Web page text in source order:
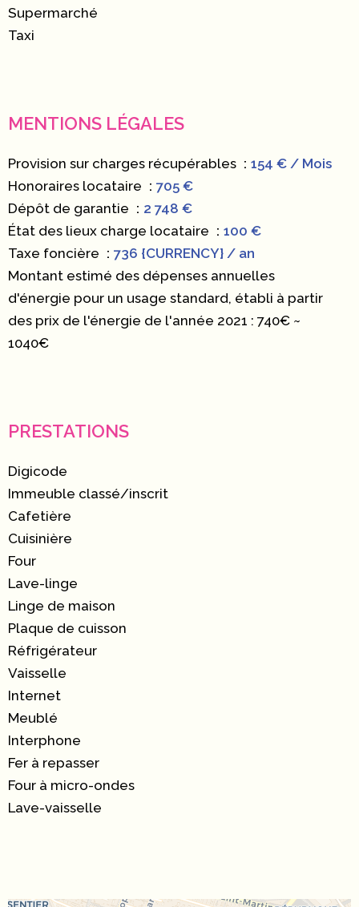
Supermarché
Taxi
MENTIONS LÉGALES
Provision sur charges récupérables
154 € / Mois
Honoraires locataire
705 €
Dépôt de garantie
2 748 €
État des lieux charge locataire
100 €
Taxe foncière
736 {CURRENCY} / an
Montant estimé des dépenses annuelles
d'énergie pour un usage standard, établi à partir
des prix de l'énergie de l'année 2021 : 740€ ~
1040€
PRESTATIONS
Digicode
Immeuble classé/inscrit
Cafetière
Cuisinière
Four
Lave-linge
Linge de maison
Plaque de cuisson
Réfrigérateur
Vaisselle
Internet
Meublé
Interphone
Fer à repasser
Four à micro-ondes
Lave-vaisselle